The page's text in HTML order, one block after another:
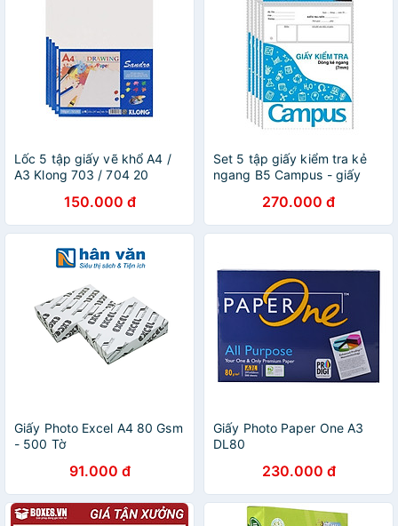
Lốc 5 tập giấy vẽ khổ A4 /
A3 Klong 703 / 704 20
150.000 đ
Set 5 tập giấy kiểm tra kẻ
ngang B5 Campus - giấy
270.000 đ
Giấy Photo Excel A4 80 Gsm
- 500 Tờ
91.000 đ
Giấy Photo Paper One A3
DL80
230.000 đ